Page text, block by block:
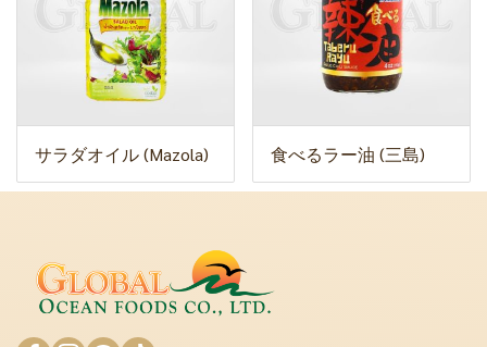
サラダオイル (Mazola) 食べるラー油 (三島)